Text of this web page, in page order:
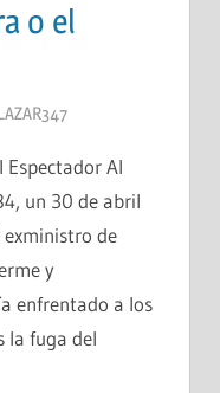
o el
Espectador Al
un 30 de abril
exministro de
y
enfrentado a los
la fuga del